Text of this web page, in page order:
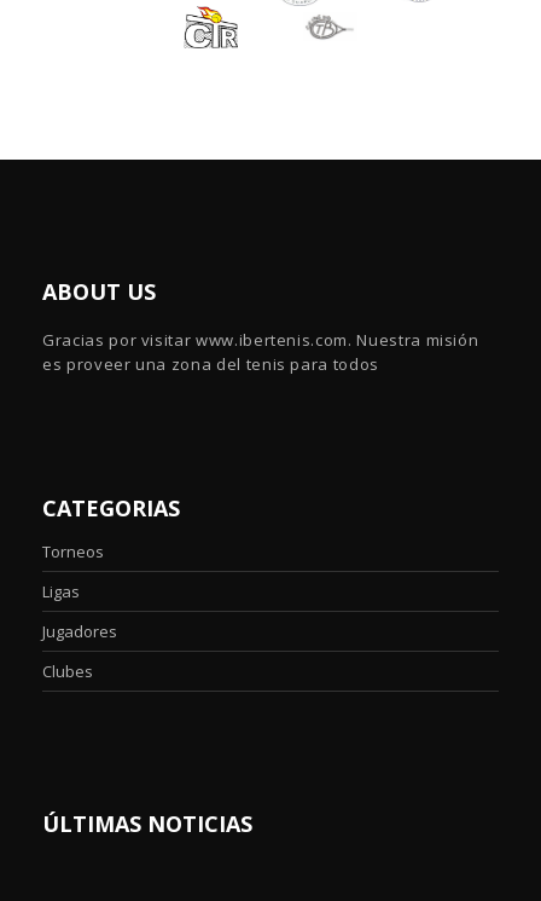
ABOUT US
Gracias por visitar www.ibertenis.com. Nuestra misión
es proveer una zona del tenis para todos
CATEGORIAS
Torneos
Ligas
Jugadores
Clubes
ÚLTIMAS NOTICIAS